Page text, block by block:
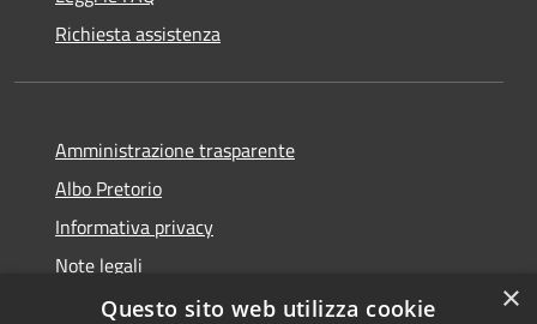
Richiesta assistenza
Amministrazione trasparente
Albo Pretorio
Informativa privacy
Note legali
Dichiarazione di accessibilità
×
Questo sito web utilizza cookie